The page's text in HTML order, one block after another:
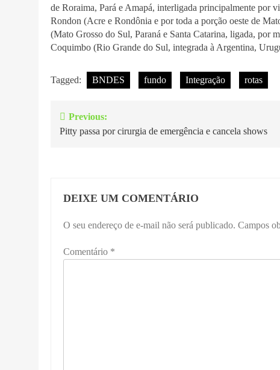
de Roraima, Pará e Amapá, interligada principalmente por
Rondon (Acre e Rondônia e por toda a porção oeste de
(Mato Grosso do Sul, Paraná e Santa Catarina, ligada, por
Coquimbo (Rio Grande do Sul, integrada à Argentina,
Tagged: BNDES fundo Integração rotas
Navegação
de
Previous:
Pitty passa por cirurgia de emergência e cancela shows
DEIXE UM COMENTÁRIO
O seu endereço de e-mail não será publicado. Campos
Comentário *